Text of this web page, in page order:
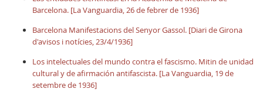
Barcelona. [La Vanguardia, 26 de febrer de 1936]
Barcelona Manifestacions del Senyor Gassol. [Diari de Girona
d'avisos i notícies, 23/4/1936]
Los intelectuales del mundo contra el fascismo. Mitin de unidad
cultural y de afirmación antifascista. [La Vanguardia, 19 de
setembre de 1936]